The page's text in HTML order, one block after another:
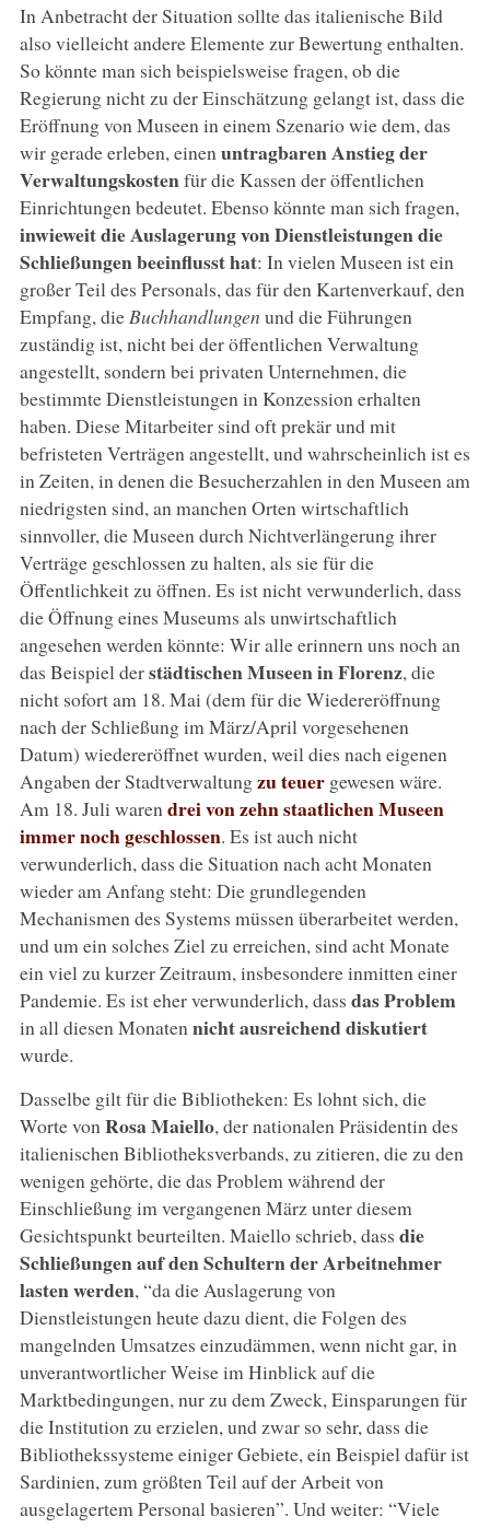
In Anbetracht der Situation sollte das italienische Bild
also vielleicht andere Elemente zur Bewertung enthalten.
So könnte man sich beispielsweise fragen, ob die
Regierung nicht zu der Einschätzung gelangt ist, dass die
Eröffnung von Museen in einem Szenario wie dem, das
wir gerade erleben, einen untragbaren Anstieg der
Verwaltungskostenfür die Kassen der öffentlichen
Einrichtungen bedeutet. Ebenso könnte man sich fragen,
inwieweit die Auslagerung von Dienstleistungen die
Schließungen beeinflusst hat: In vielen Museen ist ein
großer Teil des Personals, das für den Kartenverkauf, den
Empfang, die Buchhandlungen und die Führungen
zuständig ist, nicht bei der öffentlichen Verwaltung
angestellt, sondern bei privaten Unternehmen, die
bestimmte Dienstleistungen in Konzession erhalten
haben. Diese Mitarbeiter sind oft prekär und mit
befristeten Verträgen angestellt, und wahrscheinlich ist es
in Zeiten, in denen die Besucherzahlen in den Museen am
niedrigsten sind, an manchen Orten wirtschaftlich
sinnvoller, die Museen durch Nichtverlängerung ihrer
Verträge geschlossen zu halten, als sie für die
Öffentlichkeit zu öffnen. Es ist nicht verwunderlich, dass
die Öffnung eines Museums als unwirtschaftlich
angesehen werden könnte: Wir alle erinnern uns noch an
das Beispiel derstädtischen Museen in Florenz, die
nicht sofort am 18. Mai (dem für die Wiedereröffnung
nach der Schließung im März/April vorgesehenen
Datum) wiedereröffnet wurden, weil dies nach eigenen
Angaben der Stadtverwaltungzu teuergewesen wäre.
Am 18. Juli waren drei von zehn staatlichen Museen
immer noch geschlossen. Es ist auch nicht
verwunderlich, dass die Situation nach acht Monaten
wieder am Anfang steht: Die grundlegenden
Mechanismen des Systems müssen überarbeitet werden,
und um ein solches Ziel zu erreichen, sind acht Monate
ein viel zu kurzer Zeitraum, insbesondere inmitten einer
Pandemie. Es ist eher verwunderlich, dass das Problem
in all diesen Monaten nicht ausreichend diskutiert
wurde.
Dasselbe gilt für die Bibliotheken: Es lohnt sich, die
Worte von Rosa Maiello, der nationalen Präsidentin des
italienischen Bibliotheksverbands, zu zitieren, die zu den
wenigen gehörte, die das Problem während der
Einschließung im vergangenen März unter diesem
Gesichtspunkt beurteilten. Maiello schrieb, dass die
Schließungen auf den Schultern der Arbeitnehmer
lasten werden, “da die Auslagerung von
Dienstleistungen heute dazu dient, die Folgen des
mangelnden Umsatzes einzudämmen, wenn nicht gar, in
unverantwortlicher Weise im Hinblick auf die
Marktbedingungen, nur zu dem Zweck, Einsparungen für
die Institution zu erzielen, und zwar so sehr, dass die
Bibliothekssysteme einiger Gebiete, ein Beispiel dafür ist
Sardinien, zum größten Teil auf der Arbeit von
ausgelagertem Personal basieren”. Und weiter: “Viele